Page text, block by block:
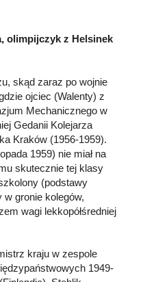
olimpijczyk z Helsinek
skąd zaraz po wojnie
ojciec (Walenty) z
Mechanicznego w
Gedanii Kolejarza
Kraków (1956-1959).
1959) nie miał na
skutecznie tej klasy
(podstawy
w gronie kolegów,
wagi lekkopółśredniej
kraju w zespole
1949-